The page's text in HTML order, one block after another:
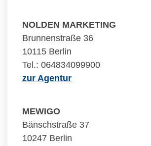
NOLDEN MARKETING
Brunnenstraße 36
10115 Berlin
Tel.: 064834099900
zur Agentur
MEWIGO
Bänschstraße 37
10247 Berlin